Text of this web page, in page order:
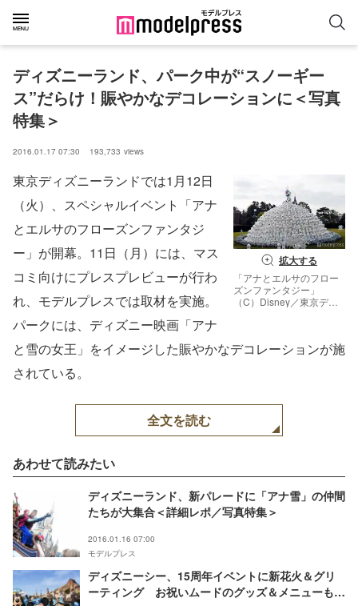
ディズニーランド、パーク中が“スノーギー
ス”だらけ！賑やかなデコレーションに＜写真
特集＞
2016.01.17 07:30 193,733 views
拡大する
「アナとエルサのフロー
ズンファンタジー」
（C）Disney／東京ディ
東京ディズニーランドでは1月12日
（火）、スペシャルイベント「アナ
とエルサのフローズンファンタジ
ー」が開幕。11日（月）には、マス
コミ向けにプレスプレビューが行わ
れ、モデルプレスでは取材を実施。
パークには、ディズニー映画「アナ
と雪の女王」をイメージした賑やかなデコレーションが施
されている。
全文を読む
あわせて読みたい
ディズニーランド、新パレードに「アナ雪」の仲間
たちが大集合＜詳細レポ／写真特集＞
2016.01.16 07:00
モデルプレス
ディズニーシー、15周年イベントに新花火＆グリ
ーティング お祝いムードのグッズ＆メニューもズ